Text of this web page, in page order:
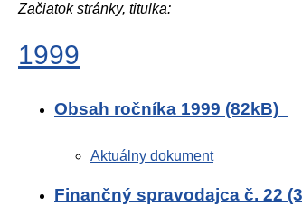
Začiatok stránky, titulka:
1999
Obsah ročníka 1999 (82kB)
Aktuálny dokument
Finančný spravodajca č. 22